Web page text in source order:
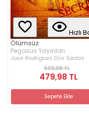
Hızlı
Ölümsüz
Pegasus Yayınları
Jose Rodrigues Dos Santos
599,98 TL
479,98 TL
Sepete Ekle